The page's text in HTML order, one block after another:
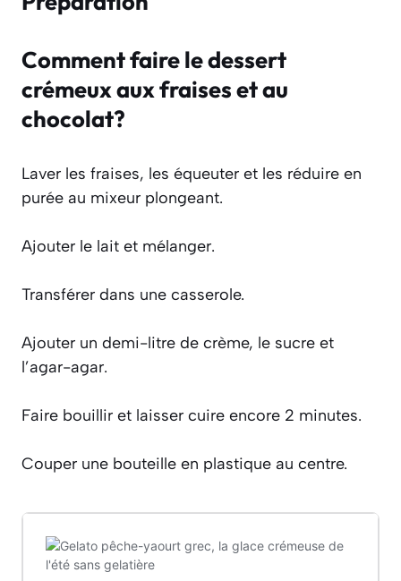
Comment faire le dessert
crémeux aux fraises et au
chocolat?
Laver les fraises, les équeuter et les réduire en
purée au mixeur plongeant.
Ajouter le lait et mélanger.
Transférer dans une casserole.
Ajouter un demi-litre de crème, le sucre et
l’agar-agar.
Faire bouillir et laisser cuire encore 2 minutes.
Couper une bouteille en plastique au centre.